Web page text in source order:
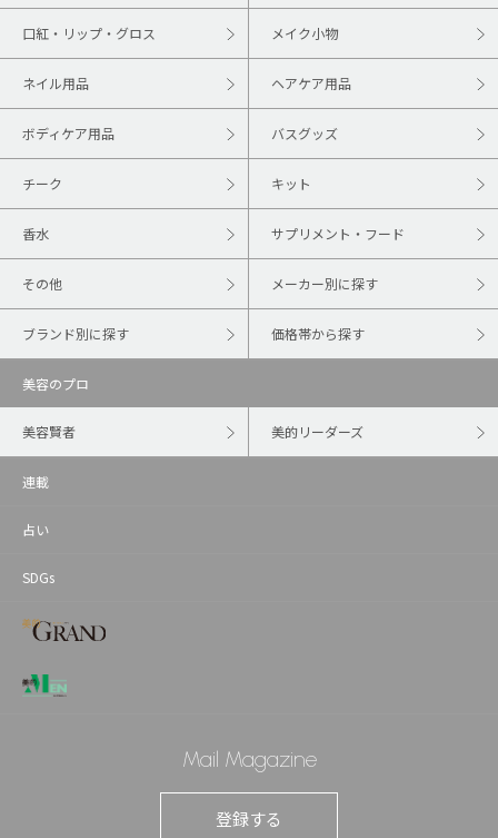
口紅・リップ・グロス メイク小物
ネイル用品 ヘアケア用品
ボディケア用品 バスグッズ
チーク キット
香水 サプリメント・フード
その他 メーカー別に探す
ブランド別に探す 価格帯から探す
美容のプロ
美容賢者 美的リーダーズ
連載
占い
SDGs
Mail Magazine
登録する